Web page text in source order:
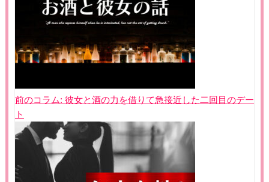
ビ
ゲ
ョ
ン
前のコラム: 彼女と酒の力を借りて急接近した二回目のデー
ト